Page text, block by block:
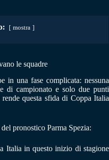
mostra
le squadre
in una fase complicata: nessuna
di campionato e solo due punti
questa sfida di Coppa Italia
pronostico Parma Spezia:
Italia in questo inizio di stagione